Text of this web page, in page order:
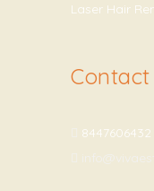
Laser Hair
Contact
8447606432